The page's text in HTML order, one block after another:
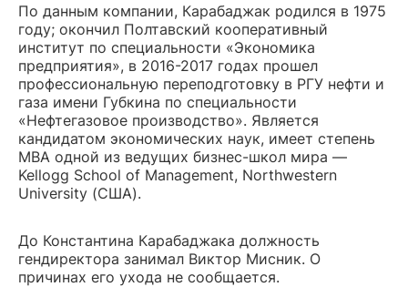
По данным компании, Карабаджак родился в 1975
году; окончил Полтавский кооперативный
институт по специальности «Экономика
предприятия», в 2016-2017 годах прошел
профессиональную переподготовку в РГУ нефти и
газа имени Губкина по специальности
«Нефтегазовое производство». Является
кандидатом экономических наук, имеет степень
MBA одной из ведущих бизнес-школ мира —
Kellogg School of Management, Northwestern
University (США).
До Константина Карабаджака должность
гендиректора занимал Виктор Мисник. О
причинах его ухода не сообщается.